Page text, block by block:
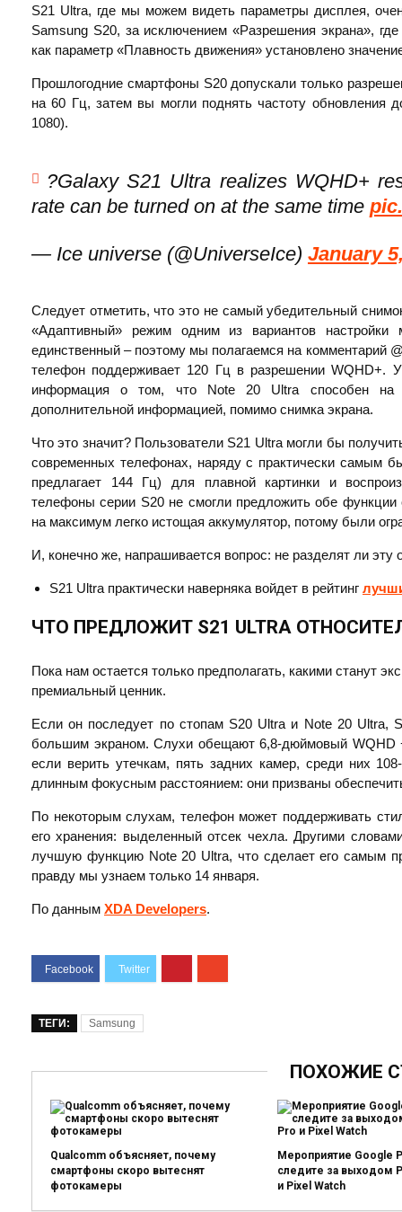
S21 Ultra, где мы можем видеть параметры дисплея,
Samsung S20, за исключением «Разрешения экрана»,
как параметр «Плавность движения» установлено
Прошлогодние смартфоны S20 допускали только
на 60 Гц, затем вы могли поднять частоту обновления
1080).
?Galaxy S21 Ultra realizes WQHD+
rate can be turned on at the same time
— Ice universe (@UniverseIce) January
Следует отметить, что это не самый убедительный
«Адаптивный» режим одним из вариантов
единственный – поэтому мы полагаемся на комментарий
телефон поддерживает 120 Гц в разрешении WQHD+.
информация о том, что Note 20 Ultra способен на
дополнительной информацией, помимо снимка экрана.
Что это значит? Пользователи S21 Ultra могли бы
современных телефонах, наряду с практически самым
предлагает 144 Гц) для плавной картинки и
телефоны серии S20 не смогли предложить обе
на максимум легко истощая аккумулятор, потому были
И, конечно же, напрашивается вопрос: не разделят ли
S21 Ultra практически наверняка войдет в рейтинг
ЧТО ПРЕДЛОЖИТ S21 ULTRA
Пока нам остается только предполагать, какими станут
премиальный ценник.
Если он последует по стопам S20 Ultra и Note 20 Ultra,
большим экраном. Слухи обещают 6,8-дюймовый WQHD
если верить утечкам, пять задних камер, среди них
длинным фокусным расстоянием: они призваны
По некоторым слухам, телефон может поддерживать
его хранения: выделенный отсек чехла. Другими
лучшую функцию Note 20 Ultra, что сделает его самым
правду мы узнаем только 14 января.
По данным XDA Developers.
ТЕГИ: Samsung
ПОХОЖИЕ
Qualcomm объясняет, почему
смартфоны скоро вытеснят
фотокамеры
Мероприятие Google
следите за выходом
и Pixel Watch